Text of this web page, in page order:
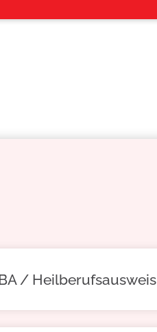
/ Heilberufsausweis